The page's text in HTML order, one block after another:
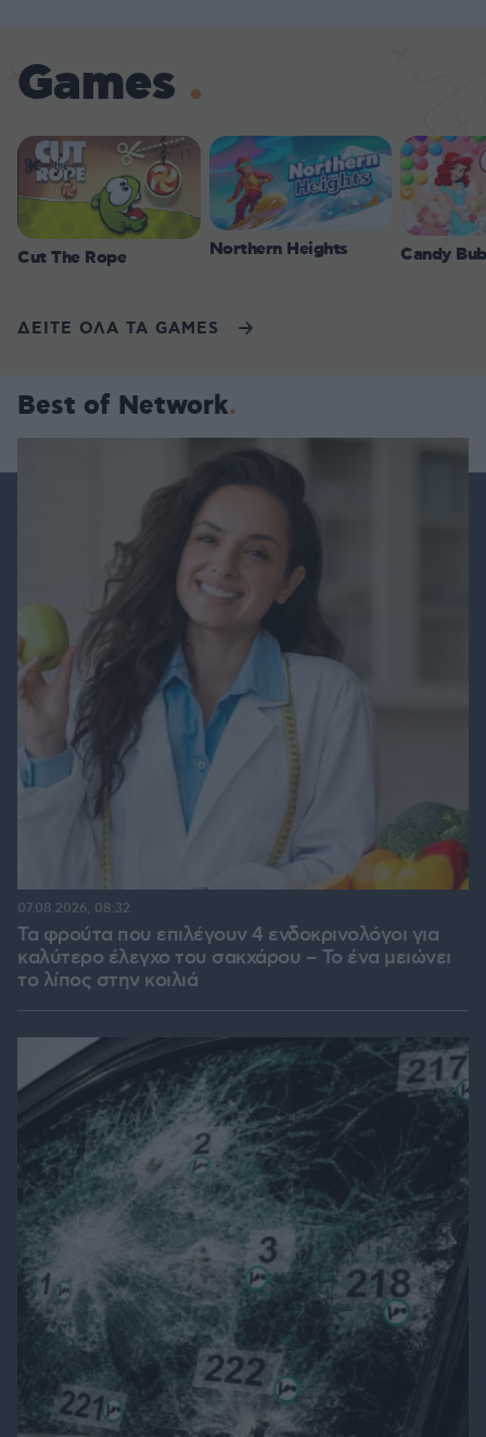
Games
Cut The Rope Northern Heights Candy
ΔΕΙΤΕ ΟΛΑ ΤΑ GAMES
Best of Network
Τα φρούτα που επιλέγουν 4 ενδοκρινολόγοι για
καλύτερο έλεγχο του σακχάρου – Το ένα μειώνει
το λίπος στην κοιλιά
07.08.2026, 08:32